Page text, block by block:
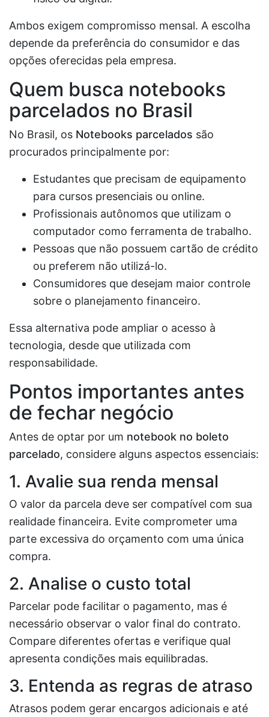
Ambos exigem compromisso mensal. A escolha
depende da preferência do consumidor e das
opções oferecidas pela empresa.
Quem busca notebooks
parcelados no Brasil
No Brasil, os Notebooks parcelados são
procurados principalmente por:
Estudantes que precisam de equipamento
para cursos presenciais ou online.
Profissionais autônomos que utilizam o
computador como ferramenta de trabalho.
Pessoas que não possuem cartão de crédito
ou preferem não utilizá-lo.
Consumidores que desejam maior controle
sobre o planejamento financeiro.
Essa alternativa pode ampliar o acesso à
tecnologia, desde que utilizada com
responsabilidade.
Pontos importantes antes
de fechar negócio
Antes de optar por um notebook no boleto
parcelado, considere alguns aspectos essenciais:
1. Avalie sua renda mensal
O valor da parcela deve ser compatível com sua
realidade financeira. Evite comprometer uma
parte excessiva do orçamento com uma única
compra.
2. Analise o custo total
Parcelar pode facilitar o pagamento, mas é
necessário observar o valor final do contrato.
Compare diferentes ofertas e verifique qual
apresenta condições mais equilibradas.
3. Entenda as regras de atraso
Atrasos podem gerar encargos adicionais e até